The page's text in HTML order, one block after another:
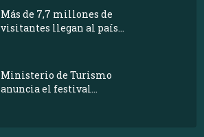
Más de 7,7 millones de
visitantes llegan al país...
Ministerio de Turismo
anuncia el festival...